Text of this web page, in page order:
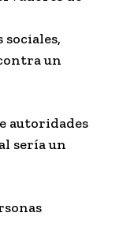
sociales,
un
autoridades
sería un